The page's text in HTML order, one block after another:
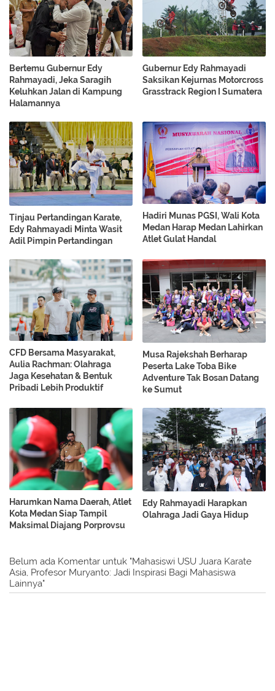
Bertemu Gubernur Edy
Rahmayadi, Jeka Saragih
Keluhkan Jalan di Kampung
Halamannya
Gubernur Edy Rahmayadi
Saksikan Kejurnas Motorcross
Grasstrack Region I Sumatera
Tinjau Pertandingan Karate,
Edy Rahmayadi Minta Wasit
Adil Pimpin Pertandingan
Hadiri Munas PGSI, Wali Kota
Medan Harap Medan Lahirkan
Atlet Gulat Handal
CFD Bersama Masyarakat,
Aulia Rachman: Olahraga
Jaga Kesehatan & Bentuk
Pribadi Lebih Produktif
Musa Rajekshah Berharap
Peserta Lake Toba Bike
Adventure Tak Bosan Datang
ke Sumut
Harumkan Nama Daerah, Atlet
Kota Medan Siap Tampil
Maksimal Diajang Porprovsu
Edy Rahmayadi Harapkan
Olahraga Jadi Gaya Hidup
Belum ada Komentar untuk "Mahasiswi USU Juara Karate
Asia, Profesor Muryanto: Jadi Inspirasi Bagi Mahasiswa
Lainnya"